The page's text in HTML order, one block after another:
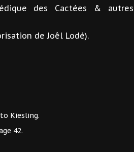
des Cactées & autres
de Joêl Lodé).
Kiesling.
42.